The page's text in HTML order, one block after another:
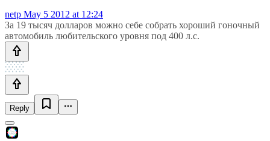
netp May 5 2012 at 12:24
За 19 тысяч долларов можно себе собрать хороший гоночный
автомобиль любительского уровня под 400 л.с.
Reply